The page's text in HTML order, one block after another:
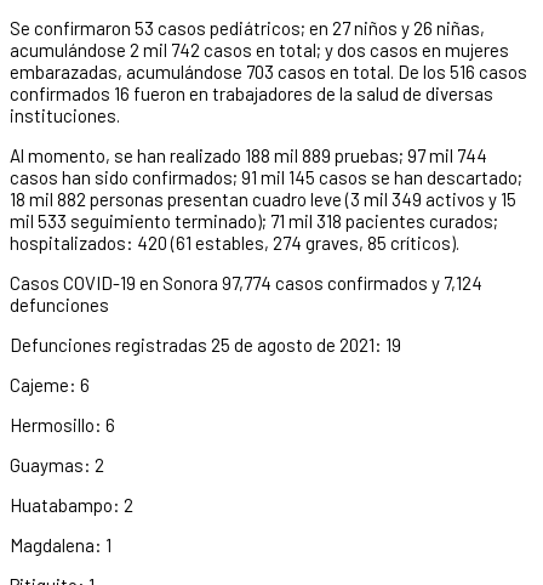
Se confirmaron 53 casos pediátricos; en 27 niños y 26 niñas,
acumulándose 2 mil 742 casos en total; y dos casos en mujeres
embarazadas, acumulándose 703 casos en total. De los 516 casos
confirmados 16 fueron en trabajadores de la salud de diversas
instituciones.
Al momento, se han realizado 188 mil 889 pruebas; 97 mil 744
casos han sido confirmados; 91 mil 145 casos se han descartado;
18 mil 882 personas presentan cuadro leve (3 mil 349 activos y 15
mil 533 seguimiento terminado); 71 mil 318 pacientes curados;
hospitalizados: 420 (61 estables, 274 graves, 85 críticos).
Casos COVID-19 en Sonora 97,774 casos confirmados y 7,124
defunciones
Defunciones registradas 25 de agosto de 2021: 19
Cajeme: 6
Hermosillo: 6
Guaymas: 2
Huatabampo: 2
Magdalena: 1